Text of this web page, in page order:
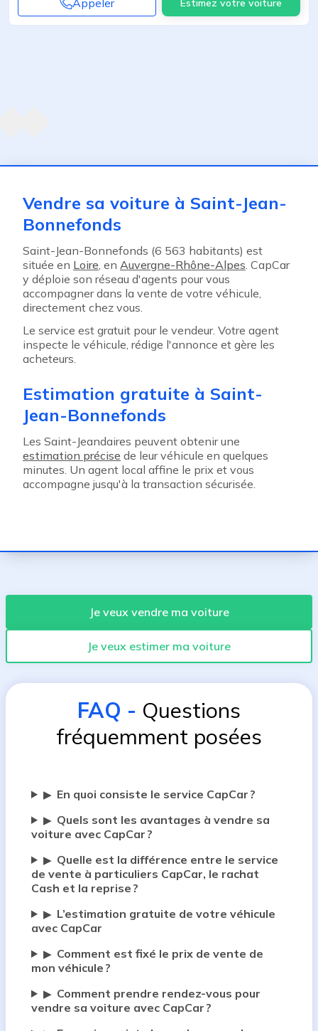
Appeler
Vendre sa voiture à Saint-Jean-
Bonnefonds
Saint-Jean-Bonnefonds (6 563 habitants) est
située en Loire, en Auvergne-Rhône-Alpes. CapCar
y déploie son réseau d'agents pour vous
accompagner dans la vente de votre véhicule,
directement chez vous.
Le service est gratuit pour le vendeur. Votre agent
inspecte le véhicule, rédige l'annonce et gère les
acheteurs.
Estimation gratuite à Saint-
Jean-Bonnefonds
Les Saint-Jeandaires peuvent obtenir une
estimation précise de leur véhicule en quelques
minutes. Un agent local affine le prix et vous
accompagne jusqu'à la transaction sécurisée.
Je veux vendre ma voiture
Je veux estimer ma voiture
FAQ - Questions
fréquemment posées
▶ En quoi consiste le service CapCar ?
▶ Quels sont les avantages à vendre sa
voiture avec CapCar ?
▶ Quelle est la différence entre le service
de vente à particuliers CapCar, le rachat
Cash et la reprise ?
▶ L’estimation gratuite de votre véhicule
avec CapCar
▶ Comment est fixé le prix de vente de
mon véhicule ?
▶ Comment prendre rendez-vous pour
vendre sa voiture avec CapCar ?